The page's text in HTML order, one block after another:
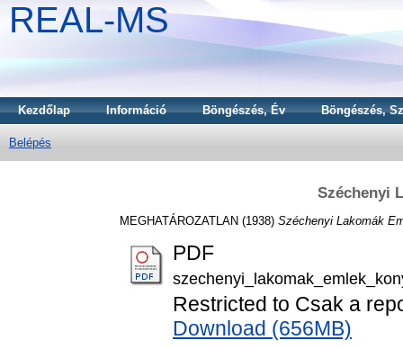
REAL-MS
Kezdőlap Információ Böngészés, Év Böngészés,
Belépés
Széchenyi
MEGHATÁROZATLAN (1938) Széchenyi Lakomák
PDF
Restricted to Csak a
Download (656MB)